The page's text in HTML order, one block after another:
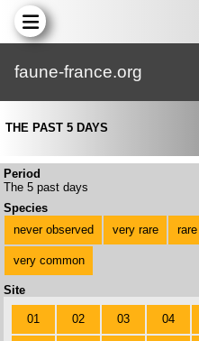
faune-france.org
THE PAST 5 DAYS
Period
The 5 past days
Species
never observed
very rare rare
very common
Site
01 02 03 04